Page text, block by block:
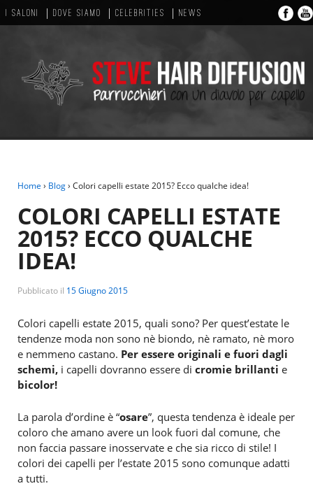
I SALONI DOVE SIAMO CELEBRITIES NEWS
Home › Blog› Colori capelli estate 2015? Ecco qualche idea!
COLORI CAPELLI ESTATE
2015? ECCO QUALCHE
IDEA!
Pubblicato il 15 Giugno 2015
Colori capelli estate 2015, quali sono? Per quest’estate le
tendenze moda non sono nè biondo, nè ramato, nè moro
e nemmeno castano. Per essere originali e fuori dagli
schemi, i capelli dovranno essere di cromie brillanti e
bicolor!
La parola d’ordine è “osare”, questa tendenza è ideale per
coloro che amano avere un look fuori dal comune, che
non faccia passare inosservate e che sia ricco di stile! I
colori dei capelli per l’estate 2015 sono comunque adatti
a tutti.